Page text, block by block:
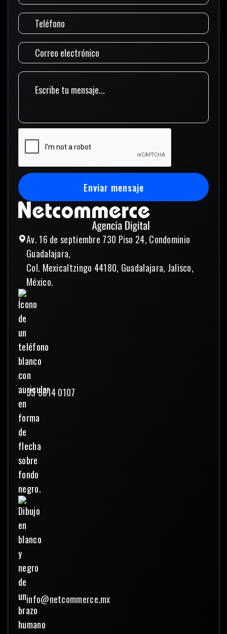
Av. 16 de septiembre 730 Piso 24, Condominio
Guadalajara,
Col. Mexicaltzingo 44180, Guadalajara, Jalisco,
México.
33 3614 0107
info@netcommerce.mx
Enviar mensaje
Enviar mensaje